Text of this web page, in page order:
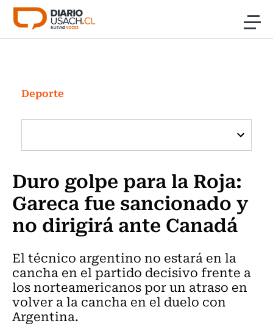
Click acá para ir directamente al contenido
Investigación
Cultura
Programas Radio y TV Usach
Deporte
Duro golpe para la Roja:
Gareca fue sancionado y
no dirigirá ante Canadá
El técnico argentino no estará en la
cancha en el partido decisivo frente a
los norteamericanos por un atraso en
volver a la cancha en el duelo con
Argentina.